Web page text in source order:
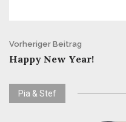
Beitrags-
Navigation
Vorheriger Beitrag
Happy New Year!
Pia & Stef